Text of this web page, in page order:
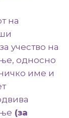
на
учество на
односно
име и
(за